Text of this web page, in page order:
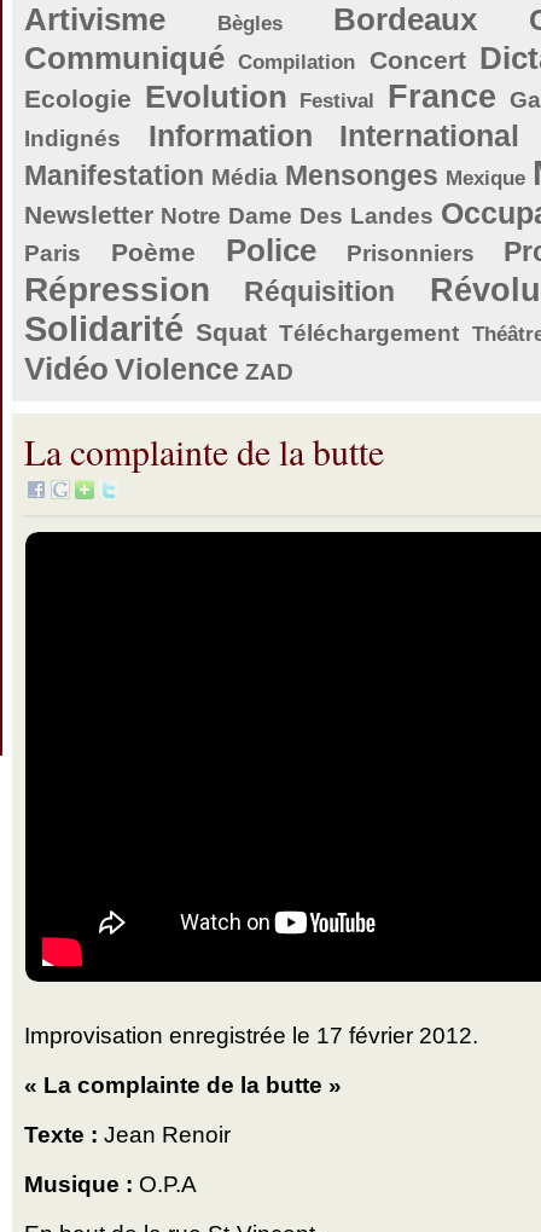
Artivisme Bègles Bordeaux
Communiqué Compilation Concert
Ecologie Evolution Festival France
Indignés
Information International
Manifestation Média Mensonges Mexique
Newsletter Notre Dame Des Landes
Paris Poème Police Prisonniers
Répression Réquisition
Solidarité Squat Téléchargement
Vidéo Violence ZAD
La complainte de la butte
Improvisation enregistrée le 17 février 2012.
« La complainte de la butte »
Texte : Jean Renoir
Musique : O.P.A